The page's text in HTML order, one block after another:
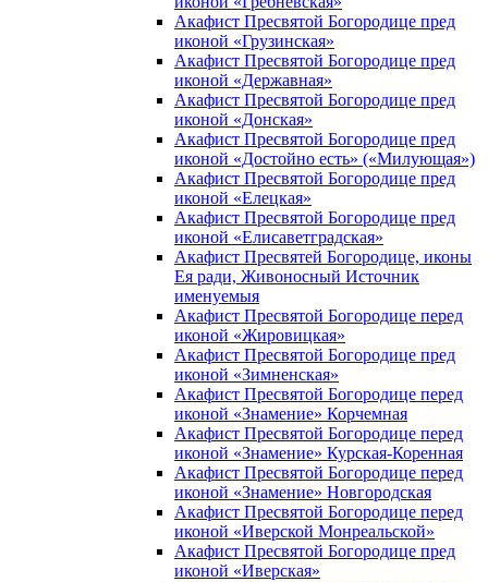
Акафист Пресвятой Богородице пред
иконой «Грузинская»
Акафист Пресвятой Богородице пред
иконой «Державная»
Акафист Пресвятой Богородице пред
иконой «Донская»
Акафист Пресвятой Богородице пред
иконой «Достойно есть» («Милующая»)
Акафист Пресвятой Богородице пред
иконой «Елецкая»
Акафист Пресвятой Богородице пред
иконой «Елисаветградская»
Акафист Пресвятей Богородице, иконы
Ея ради, Живоносный Источник
именуемыя
Акафист Пресвятой Богородице перед
иконой «Жировицкая»
Акафист Пресвятой Богородице пред
иконой «Зимненская»
Акафист Пресвятой Богородице перед
иконой «Знамение» Корчемная
Акафист Пресвятой Богородице перед
иконой «Знамение» Курская-Коренная
Акафист Пресвятой Богородице перед
иконой «Знамение» Новгородская
Акафист Пресвятой Богородице перед
иконой «Иверской Монреальской»
Акафист Пресвятой Богородице пред
иконой «Иверская»